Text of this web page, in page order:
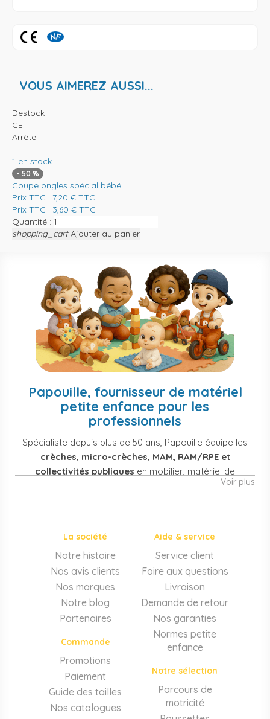
VOUS AIMEREZ AUSSI...
Destock
CE
Arrête
1 en stock !
- 50 %
Coupe ongles spécial bébé
Prix TTC : 7,20 € TTC
Prix TTC : 3,60 € TTC
Quantité :
shopping_cart Ajouter au panier
Papouille, fournisseur de matériel
petite enfance pour les
professionnels
Spécialiste depuis plus de 50 ans, Papouille équipe les
crèches, micro-crèches, MAM, RAM/RPE et
collectivités publiques en mobilier, matériel de
puériculture, jouets et équipement pour structures
d'accueil de la petite enfance. Notre offre couvre
cabinets infirmiers).
Mobilier et équipement de crèche
Lits crèche en bois, couchettes empilables, meubles à
langer sur mesure en résine antibactérienne, tables et
chaises adaptées aux 0-6 ans, banc-vestiaire, barrières de
séparation. Tout le matériel pour aménager une structure
conforme aux normes PMI.
Matériel de puériculture professionnel
Poussettes 3 et 4 places, transats, chaises hautes, sièges
auto, biberons et stérilisateurs, peèse-bébé, écoute-bébé,
thermomètres. Notre
gamme puériculture collectivité
couvre tous les besoins quotidiens des EAJE.
Voir plus
La société
Notre histoire
Nos avis clients
Nos marques
Notre blog
Partenaires
Commande
Promotions
Paiement
Guide des tailles
Nos catalogues
Aide & service
Service client
Foire aux questions
Livraison
Demande de retour
Nos garanties
Normes petite
enfance
Notre sélection
Parcours de
motricité